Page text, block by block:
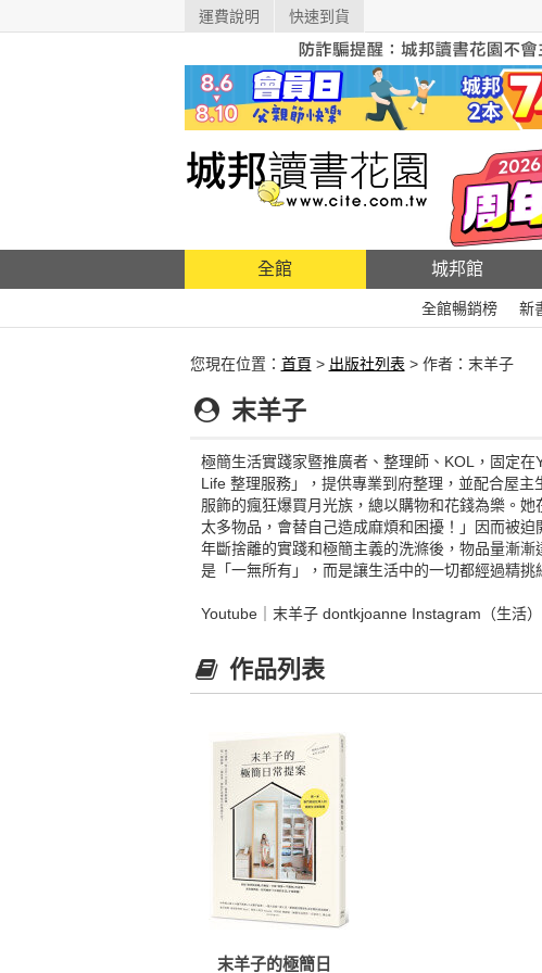
運費說明 快速到貨
全館 城邦館
全館暢銷榜 新
您現在位置： 首頁 > 出版社列表 > 作者：末羊子
末羊子
極簡生活實踐家暨推廣者、整理師、KOL，固定
Life 整理服務」，提供專業到府整理，並配合屋
服飾的瘋狂爆買月光族，總以購物和花錢為樂。
太多物品，會替自己造成麻煩和困擾！」因而被
年斷捨離的實踐和極簡主義的洗滌後，物品量漸
是「一無所有」，而是讓生活中的一切都經過精挑
Youtube｜末羊子 dontkjoanne Instagram（生
作品列表
末羊子的極簡日